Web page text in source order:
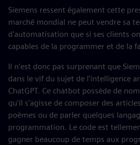
Siemens ressent également cette
marché mondial ne peut vendre sa
d'automatisation que si ses clients
capables de la programmer et de la
Il n'est donc pas surprenant que
dans le vif du sujet de l'intelligence
ChatGPT. Ce chatbot possède de
qu'il s'agisse de composer des
poèmes ou de parler quelques
programmation. Le code est
gagner beaucoup de temps aux